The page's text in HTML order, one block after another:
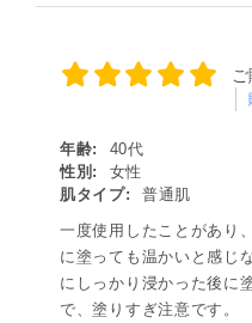
年齢:
40代
性別:
女性
肌タイプ:
普通肌
一度使用したことがあり
に塗っても温かいと感じ
にしっかり浸かった後に
で、塗りすぎ注意です。